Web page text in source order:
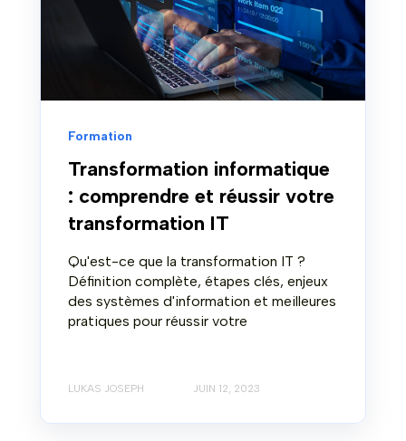
Formation
Transformation informatique
: comprendre et réussir votre
transformation IT
Qu'est-ce que la transformation IT ?
Définition complète, étapes clés, enjeux
des systèmes d'information et meilleures
pratiques pour réussir votre
LUKAS JOSEPH JUIN 12, 2023